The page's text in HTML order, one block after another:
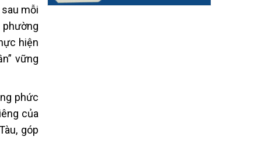
mỗi
phường
hiện
vững
phức
của
góp